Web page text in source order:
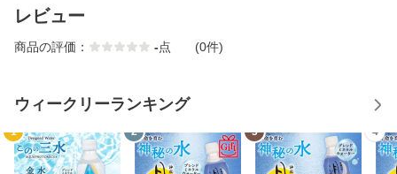
レビュー
商品の評価： -点 (0件)
ウィークリーランキング
1 2 3 4